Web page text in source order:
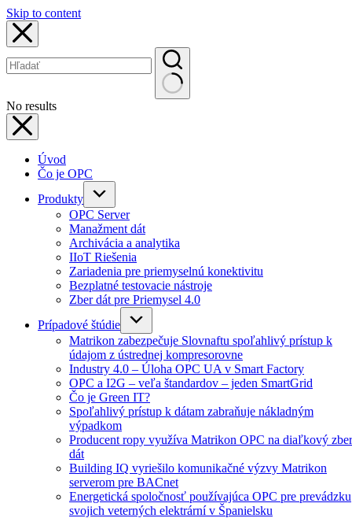
Skip to content
No results
Úvod
Čo je OPC
Produkty
OPC Server
Manažment dát
Archivácia a analytika
IIoT Riešenia
Zariadenia pre priemyselnú konektivitu
Bezplatné testovacie nástroje
Zber dát pre Priemysel 4.0
Prípadové štúdie
Matrikon zabezpečuje Slovnaftu spoľahlivý prístup k
údajom z ústrednej kompresorovne
Industry 4.0 – Úloha OPC UA v Smart Factory
OPC a I2G – veľa štandardov – jeden SmartGrid
Čo je Green IT?
Spoľahlivý prístup k dátam zabraňuje nákladným
výpadkom
Producent ropy využíva Matrikon OPC na diaľkový zber
dát
Building IQ vyriešilo komunikačné výzvy Matrikon
serverom pre BACnet
Energetická spoločnosť používajúca OPC pre prevádzku
svojich veterných elektrární v Španielsku